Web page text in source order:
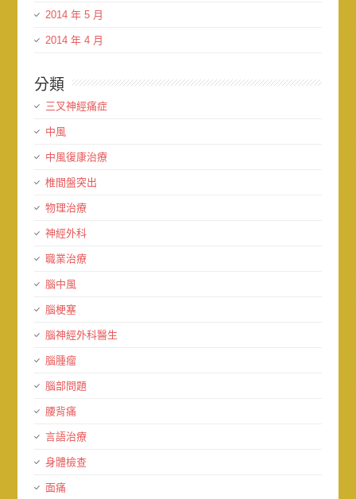
2014 年 5 月
2014 年 4 月
分類
三叉神經痛症
中風
中風復康治療
椎間盤突出
物理治療
神經外科
職業治療
腦中風
腦梗塞
腦神經外科醫生
腦腫瘤
腦部問題
腰背痛
言語治療
身體檢查
面痛